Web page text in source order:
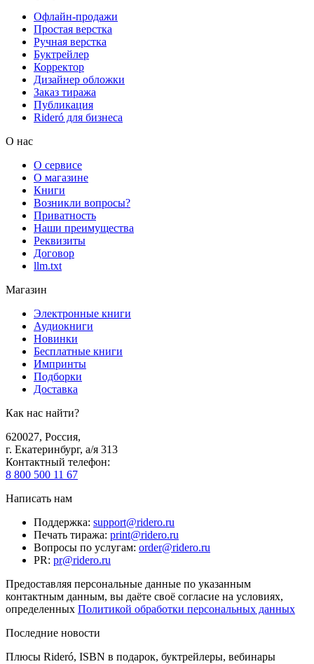
Офлайн-продажи
Простая верстка
Ручная верстка
Буктрейлер
Корректор
Дизайнер обложки
Заказ тиража
Публикация
Rideró для бизнеса
О нас
О сервисе
О магазине
Книги
Возникли вопросы?
Приватность
Наши преимущества
Реквизиты
Договор
llm.txt
Магазин
Электронные книги
Аудиокниги
Новинки
Бесплатные книги
Импринты
Подборки
Доставка
Как нас найти?
620027, Россия,
г. Екатеринбург, а/я 313
Контактный телефон:
8 800 500 11 67
Написать нам
Поддержка: support@ridero.ru
Печать тиража: print@ridero.ru
Вопросы по услугам: order@ridero.ru
PR: pr@ridero.ru
Предоставляя персональные данные по указанным
контактным данным, вы даёте своё согласие на условиях,
определенных Политикой обработки персональных данных
Последние новости
Плюсы Rideró, ISBN в подарок, буктрейлеры, вебинары